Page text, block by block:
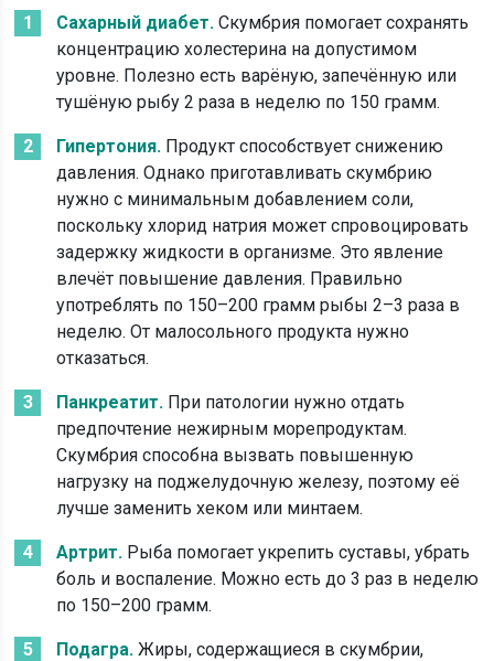
Сахарный диабет. Скумбрия помогает сохранять
концентрацию холестерина на допустимом
уровне. Полезно есть варёную, запечённую или
тушёную рыбу 2 раза в неделю по 150 грамм.
Гипертония. Продукт способствует снижению
давления. Однако приготавливать скумбрию
нужно с минимальным добавлением соли,
поскольку хлорид натрия может спровоцировать
задержку жидкости в организме. Это явление
влечёт повышение давления. Правильно
употреблять по 150–200 грамм рыбы 2–3 раза в
неделю. От малосольного продукта нужно
отказаться.
Панкреатит. При патологии нужно отдать
предпочтение нежирным морепродуктам.
Скумбрия способна вызвать повышенную
нагрузку на поджелудочную железу, поэтому её
лучше заменить хеком или минтаем.
Артрит. Рыба помогает укрепить суставы, убрать
боль и воспаление. Можно есть до 3 раз в неделю
по 150–200 грамм.
Подагра. Жиры, содержащиеся в скумбрии,